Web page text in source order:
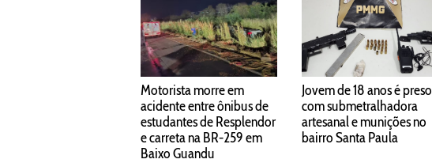
Motorista morre em
acidente entre ônibus de
estudantes de Resplendor
e carreta na BR-259 em
Baixo Guandu
Jovem de 18 anos é preso
com submetralhadora
artesanal e munições no
bairro Santa Paula